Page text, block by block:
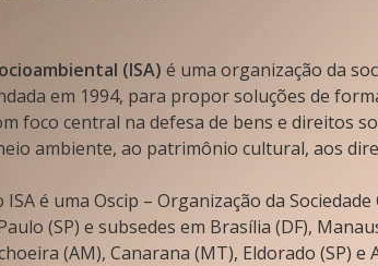
(ISA) é uma organização da
em 1994, para propor soluções de
foco central na defesa de bens e direitos
ambiente, ao patrimônio cultural, aos
ISA é uma Oscip – Organização da
(SP) e subsedes em Brasília (DF),
(AM), Canarana (MT), Eldorado (SP) e